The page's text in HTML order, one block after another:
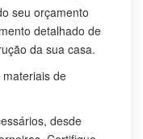
seu orçamento
detalhado de
da sua casa.
de
desde